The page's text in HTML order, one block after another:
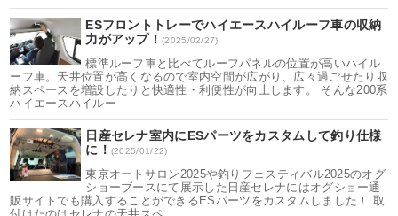
ESフロントトレーでハイエースハイルーフ車の収納
力がアップ！(2025/02/27)
標準ルーフ車と比べてルーフパネルの位置が高いハイル
ーフ車。天井位置が高くなるので室内空間が広がり、広々過ごせたり収
納スペースを増設したりと快適性・利便性が向上します。 そんな200系
ハイエースハイルー
日産セレナ室内にESパーツをカスタムして釣り仕様
に！ (2025/01/22)
東京オートサロン2025や釣りフェスティバル2025のオグ
ショーブースにて展示した日産セレナにはオグショー通
販サイトでも購入することができるESパーツをカスタムしました！ 取